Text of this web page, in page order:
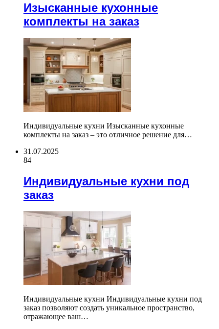
Изысканные кухонные
комплекты на заказ
Индивидуальные кухни Изысканные кухонные
комплекты на заказ – это отличное решение для…
31.07.2025
84
Индивидуальные кухни под
заказ
Индивидуальные кухни Индивидуальные кухни под
заказ позволяют создать уникальное пространство,
отражающее ваш…